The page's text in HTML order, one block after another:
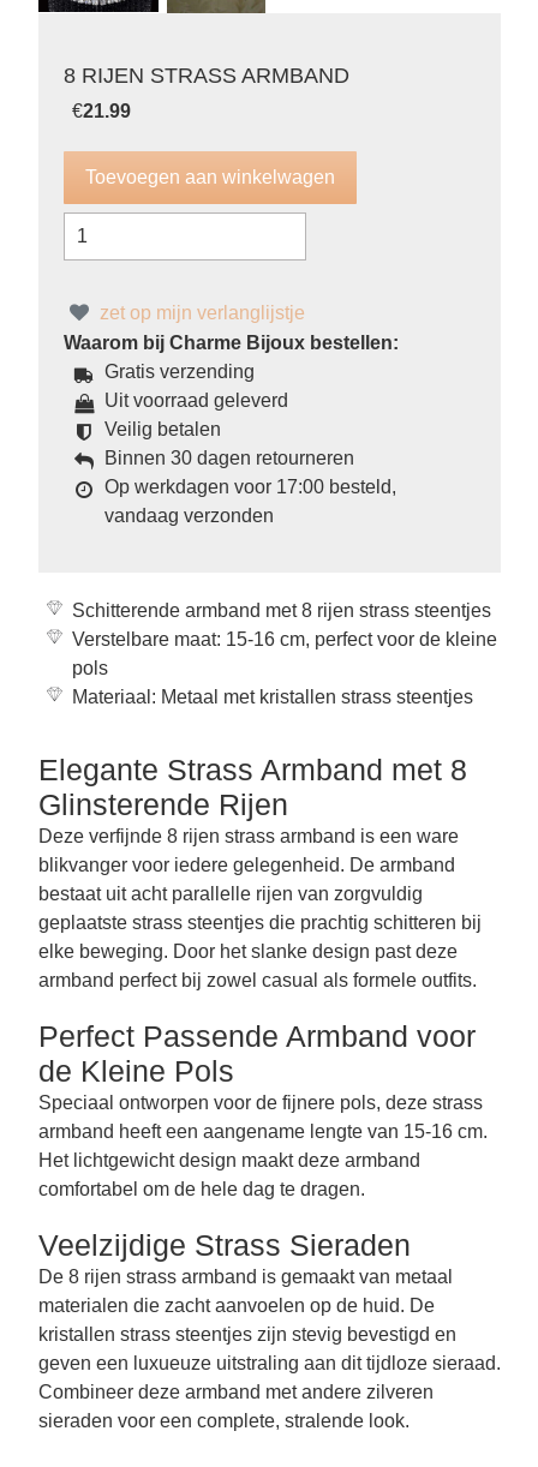
8 RIJEN STRASS ARMBAND
€21.99
zet op mijn verlanglijstje
Waarom bij Charme Bijoux bestellen:
Gratis verzending
Uit voorraad geleverd
Veilig betalen
Binnen 30 dagen retourneren
Op werkdagen voor 17:00 besteld,
vandaag verzonden
Schitterende armband met 8 rijen strass steentjes
Verstelbare maat: 15-16 cm, perfect voor de kleine
pols
Materiaal: Metaal met kristallen strass steentjes
Elegante Strass Armband met 8
Glinsterende Rijen
Deze verfijnde 8 rijen strass armband is een ware
blikvanger voor iedere gelegenheid. De armband
bestaat uit acht parallelle rijen van zorgvuldig
geplaatste strass steentjes die prachtig schitteren bij
elke beweging. Door het slanke design past deze
armband perfect bij zowel casual als formele outfits.
Perfect Passende Armband voor
de Kleine Pols
Speciaal ontworpen voor de fijnere pols, deze strass
armband heeft een aangename lengte van 15-16 cm.
Het lichtgewicht design maakt deze armband
comfortabel om de hele dag te dragen.
Veelzijdige Strass Sieraden
De 8 rijen strass armband is gemaakt van metaal
materialen die zacht aanvoelen op de huid. De
kristallen strass steentjes zijn stevig bevestigd en
geven een luxueuze uitstraling aan dit tijdloze sieraad.
Combineer deze armband met andere zilveren
sieraden voor een complete, stralende look.